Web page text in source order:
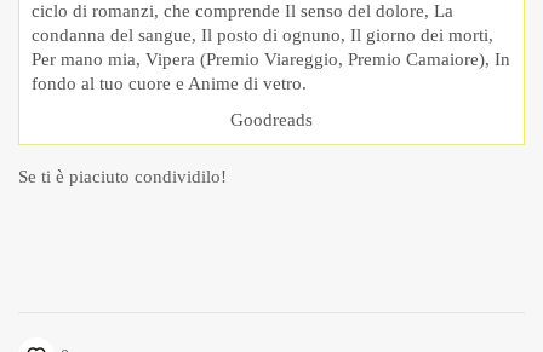
ciclo di romanzi, che comprende Il senso del dolore, La
condanna del sangue, Il posto di ognuno, Il giorno dei morti,
Per mano mia, Vipera (Premio Viareggio, Premio Camaiore), In
fondo al tuo cuore e Anime di vetro.
Goodreads
Se ti è piaciuto condividilo!